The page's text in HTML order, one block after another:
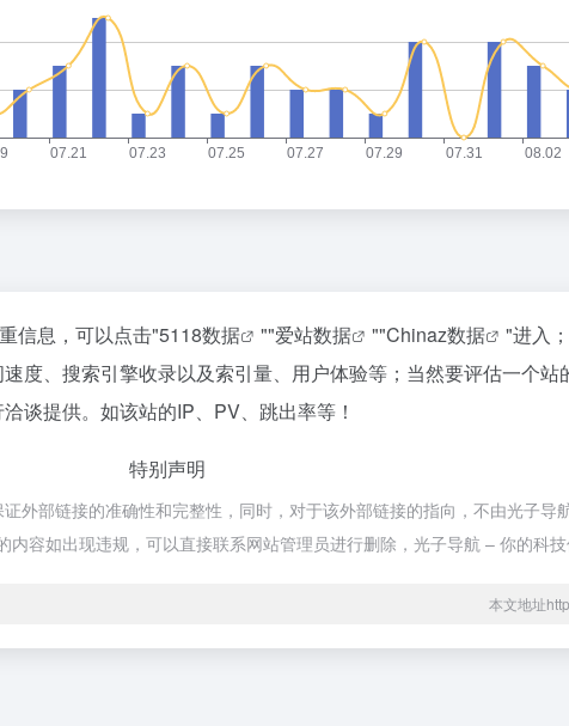
信息，可以点击"5118数据 ""爱站数据 ""Chinaz数据
"进入
度、搜索引擎收录以及索引量、用户体验等；当然要评估一个
谈提供。如该站的IP、PV、跳出率等！
特别声明
外部链接的准确性和完整性，同时，对于该外部链接的指向，不由光子
容如出现违规，可以直接联系网站管理员进行删除，光子导航 – 你的科技
本文地址